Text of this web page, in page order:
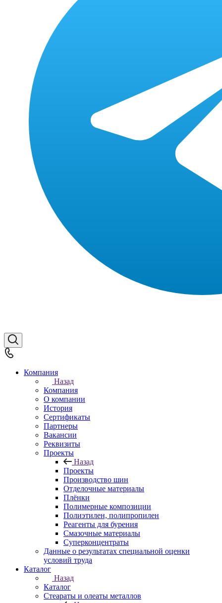
Компания
Назад
Компания
О компании
История
Сертификаты
Партнеры
Вакансии
Реквизиты
Проекты
Назад
Проекты
Производство шин
Отделочные материалы
Плёнки
Полимерные композиции
Полиэтилен, полипропилен
Реагенты для бурения
Смазочные материалы
Суперконцентраты
Данные о результатах специальной оценки
условий труда
Каталог
Назад
Каталог
Стеараты и олеаты металлов